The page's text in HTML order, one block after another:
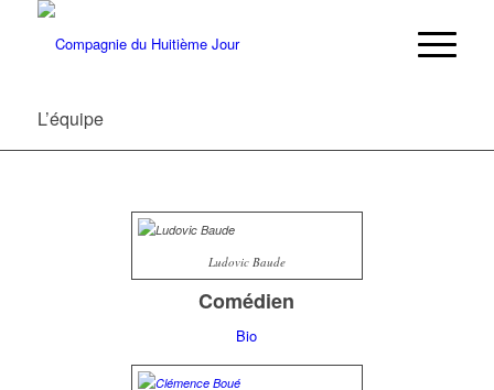
L’équipe
Ludovic Baude
Comédien
Bio